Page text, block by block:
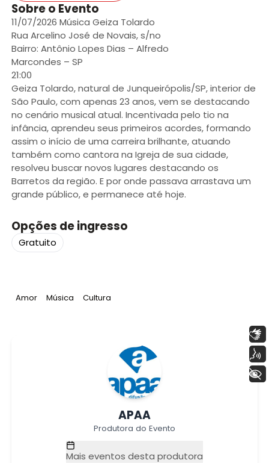
Sobre o Evento
11/07/2026 Música Geiza Tolardo
Rua Arcelino José de Novais, s/no
Bairro: Antônio Lopes Dias – Alfredo
Marcondes – SP
21:00
Geiza Tolardo, natural de Junqueirópolis/SP, interior de
São Paulo, com apenas 23 anos, vem se destacando
no cenário musical atual. Incentivada pelo tio na
infância, aprendeu seus primeiros acordes, formando
assim o início de uma carreira brilhante, atuando
também como cantora na Igreja de sua cidade,
resolveu buscar novos lugares destacando os
Barretos da região. E por onde passava arrastava um
grande público, e permanece até hoje.
Opções de ingresso
Gratuito
Tag:
Amor Tag:
Música Tag:
Cultura
APAA
Produtora do Evento
Mais eventos desta produtora